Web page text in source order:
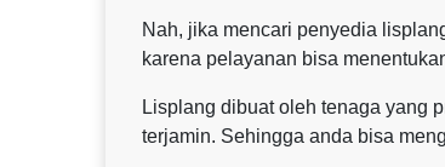
Nah, jika mencari penyedia
karena pelayanan bisa
Lisplang dibuat oleh tenaga yang
terjamin. Sehingga anda bisa